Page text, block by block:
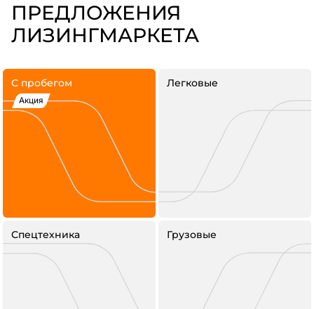
ПРЕДЛОЖЕНИЯ
ЛИЗИНГМАРКЕТА
С пробегом
Акция
Легковые
Спецтехника Грузовые